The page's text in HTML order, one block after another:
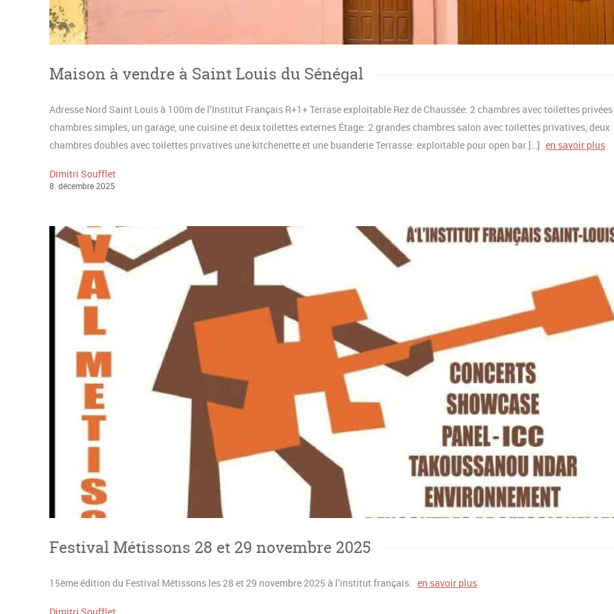
Maison à vendre à Saint Louis du Sénégal
Adresse Nord Saint Louis à 100m de l’Institut Français R+1+ Terrase exploitable Rez de Chaussée: 2 chambres avec toilettes
chambres simples, un garage, une cuisine et deux toilettes externes Étage: 2 grandes chambres salon avec toilettes privatives, deux
chambres doubles avec toilettes privatives une kitchenette et une buanderie Terrasse: exploitable pour open bar […] en savoir plus
Dimitri Soufflet
8 décembre 2025
Festival Métissons 28 et 29 novembre 2025
15ème édition du Festival Métissons les 28 et 29 novembre 2025 à l’institut français. en savoir plus